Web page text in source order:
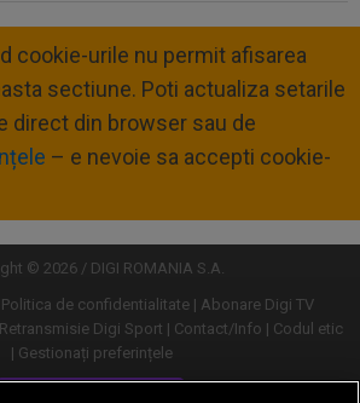
cookie-urile nu permit afisarea
sectiune. Poti actualiza setarile
direct din browser sau de
– e nevoie sa accepti cookie-
© 2026 / DIGI ROMANIA S.A.
Politica de confidentialitate
Abonare Digi TV
Retransmisie Digi Sport Contact/Info
Codul etic
Gestionați preferințele